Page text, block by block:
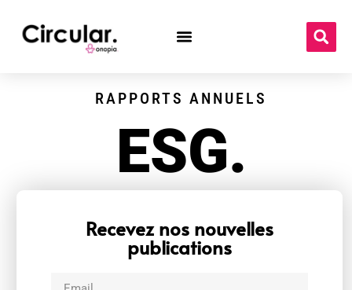
RAPPORTS ANNUELS
ESG.
Recevez nos nouvelles
publications